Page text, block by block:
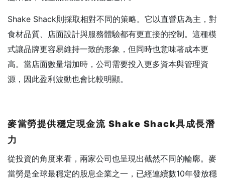
Shake Shack則採取相對不同的策略。它以直營店為主，對
食材品質、店面設計與服務體驗都有更直接的控制。這種模
式讓品牌更容易維持一致的形象，但同時也意味著成本更
高。當店面數量增加時，公司需要投入更多資本與管理資
源，因此盈利波動也會比較明顯。
麥當勞提供穩定現金流 Shake Shack具成長潛
力
從投資的角度來看，兩家公司也呈現出截然不同的輪廓。麥
當勞是全球最穩定的股息企業之一，已經連續數10年發放穩